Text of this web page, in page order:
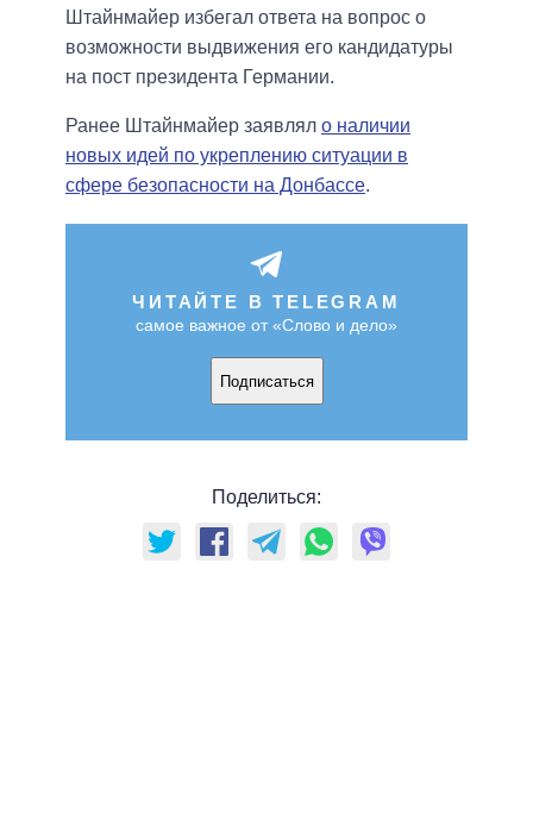
Штайнмайер избегал ответа на вопрос о
возможности выдвижения его кандидатуры
на пост президента Германии.
Ранее Штайнмайер заявлял о наличии
новых идей по укреплению ситуации в
сфере безопасности на Донбассе.
ЧИТАЙТЕ В TELEGRAM
самое важное от «Слово и дело»
Подписаться
Поделиться: